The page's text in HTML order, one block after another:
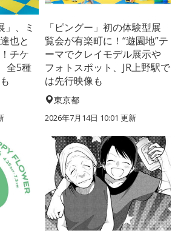
」、ミ
也と
チケ
全5種
「ピングー」初の体験型展
覧会が有楽町に！“遊園地”テ
ーマでクレイモデル展示や
フォトスポット、JR上野駅で
は先行映像も
東京都
2026年7月14日 10:01 更新